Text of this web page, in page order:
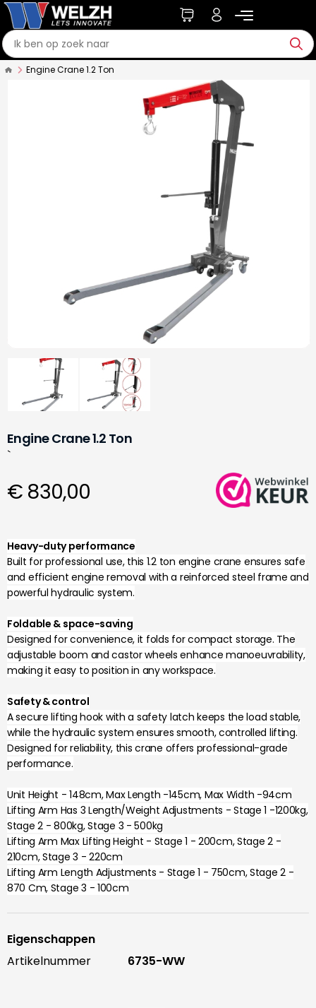
Engine Crane 1.2 Ton
Engine Crane 1.2 Ton
`
€ 830,00
Heavy-duty performance
Built for professional use, this 1.2 ton engine crane ensures safe
and efficient engine removal with a reinforced steel frame and
powerful hydraulic system.
Foldable & space-saving
Designed for convenience, it folds for compact storage. The
adjustable boom and castor wheels enhance manoeuvrability,
making it easy to position in any workspace.
Safety & control
A secure lifting hook with a safety latch keeps the load stable,
while the hydraulic system ensures smooth, controlled lifting.
Designed for reliability, this crane offers professional-grade
performance.
Unit Height - 148cm, Max Length -145cm, Max Width -94cm
Lifting Arm Has 3 Length/Weight Adjustments - Stage 1 -1200kg,
Stage 2 - 800kg, Stage 3 - 500kg
Lifting Arm Max Lifting Height - Stage 1 - 200cm, Stage 2 -
210cm, Stage 3 - 220cm
Lifting Arm Length Adjustments - Stage 1 - 750cm, Stage 2 -
870 Cm, Stage 3 - 100cm
Eigenschappen
Artikelnummer
6735-WW